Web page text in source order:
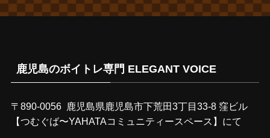
鹿児島のボイトレ専門 ELEGANT VOICE
〒890-0056 鹿児島県鹿児島市下荒田3丁目33-8 窪ビル
【つむぐば〜YAHATAコミュニティースペース】にて